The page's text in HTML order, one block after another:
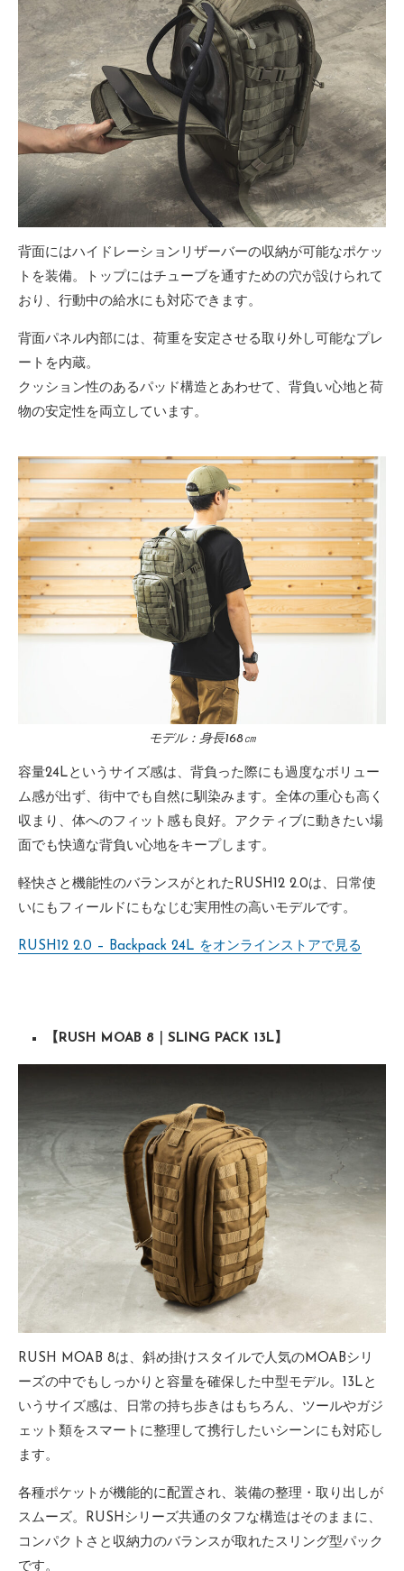
背面にはハイドレーションリザーバーの収納が可能なポケッ
トを装備。トップにはチューブを通すための穴が設けられて
おり、行動中の給水にも対応できます。
背面パネル内部には、荷重を安定させる取り外し可能なプレ
ートを内蔵。
クッション性のあるパッド構造とあわせて、背負い心地と荷
物の安定性を両立しています。
モデル：身長168㎝
容量24Lというサイズ感は、背負った際にも過度なボリュー
ム感が出ず、街中でも自然に馴染みます。全体の重心も高く
収まり、体へのフィット感も良好。アクティブに動きたい場
面でも快適な背負い心地をキープします。
軽快さと機能性のバランスがとれたRUSH12 2.0は、日常使
いにもフィールドにもなじむ実用性の高いモデルです。
RUSH12 2.0 – Backpack 24L をオンラインストアで見る
【RUSH MOAB 8｜SLING PACK 13L】
RUSH MOAB 8は、斜め掛けスタイルで人気のMOABシリ
ーズの中でもしっかりと容量を確保した中型モデル。13Lと
いうサイズ感は、日常の持ち歩きはもちろん、ツールやガジ
ェット類をスマートに整理して携行したいシーンにも対応し
ます。
各種ポケットが機能的に配置され、装備の整理・取り出しが
スムーズ。RUSHシリーズ共通のタフな構造はそのままに、
コンパクトさと収納力のバランスが取れたスリング型パック
です。